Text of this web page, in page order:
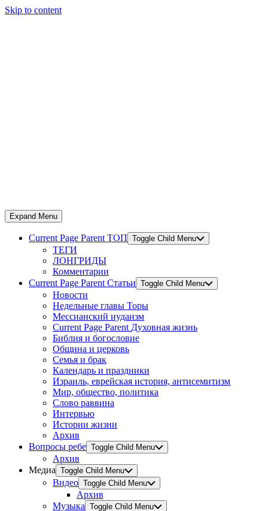
Skip to content
Expand Menu
Current Page Parent ТОП Toggle Child Menu
ТЕГИ
ЛОНГРИДЫ
Комментарии
Current Page Parent Статьи Toggle Child Menu
Новости
Недельные главы Торы
Мессианский иудаизм
Current Page Parent Духовная жизнь
Библия и богословие
Община и церковь
Семья и брак
Календарь и праздники
Израиль, еврейская история, антисемитизм
Мир, общество, политика
Слово раввина
Интервью
Истории жизни
Архив
Вопросы ребе Toggle Child Menu
Архив
Медиа Toggle Child Menu
Видео Toggle Child Menu
Архив
Музыка Toggle Child Menu